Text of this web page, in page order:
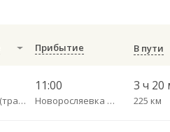
Прибытие В пути
Пробуждение (трасса)
11:00
Новоросляевка (трасса Дергачи-Озинки)
3 ч 20
225 км